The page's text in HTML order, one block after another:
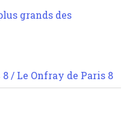
grands des
8 / Le Onfray de Paris 8